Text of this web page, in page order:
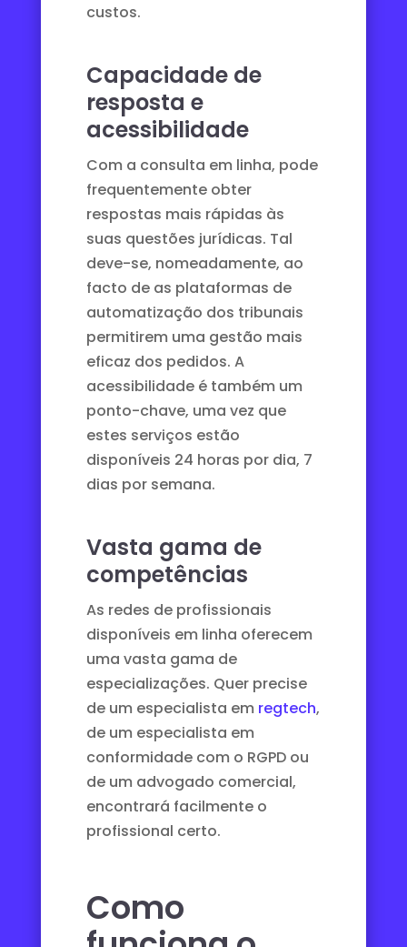
custos.
Capacidade de
resposta e
acessibilidade
Com a consulta em linha, pode
frequentemente obter
respostas mais rápidas às
suas questões jurídicas. Tal
deve-se, nomeadamente, ao
facto de as plataformas de
automatização dos tribunais
permitirem uma gestão mais
eficaz dos pedidos. A
acessibilidade é também um
ponto-chave, uma vez que
estes serviços estão
disponíveis 24 horas por dia, 7
dias por semana.
Vasta gama de
competências
As redes de profissionais
disponíveis em linha oferecem
uma vasta gama de
especializações. Quer precise
de um especialista em regtech,
de um especialista em
conformidade com o RGPD ou
de um advogado comercial,
encontrará facilmente o
profissional certo.
Como